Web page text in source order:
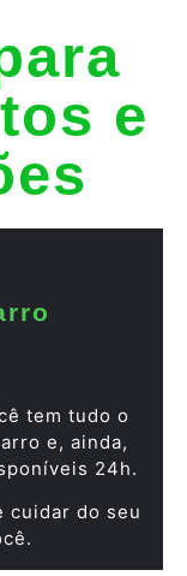
e
tem tudo o
e, ainda,
24h.
cuidar do seu